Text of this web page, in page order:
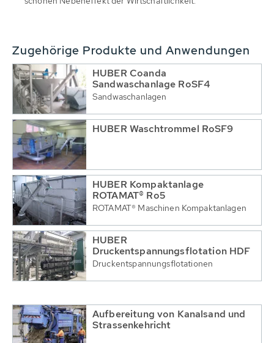
Zugehörige Produkte und Anwendungen
HUBER Coanda
Sandwaschanlage RoSF4
Sandwaschanlagen
HUBER Waschtrommel RoSF9
HUBER Kompaktanlage
ROTAMAT® Ro5
ROTAMAT® Maschinen Kompaktanlagen
HUBER
Druckentspannungsflotation HDF
Druckentspannungsflotationen
Aufbereitung von Kanalsand und
Strassenkehricht